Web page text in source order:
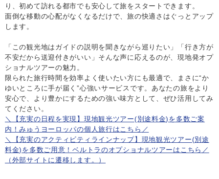
り、初めて訪れる都市でも安心して旅をスタートできます。
面倒な移動の心配がなくなるだけで、旅の快適さはぐっとアップ
します。
「この観光地はガイドの説明を聞きながら巡りたい」「行き方が
不安だから送迎付きがいい」そんな声に応えるのが、現地発オプ
ショナルツアーの魅力。
限られた旅行時間を効率よく使いたい方にも最適で、まさに“か
ゆいところに手が届く”心強いサービスです。あなたの旅をより
安心で、より豊かにするための強い味方として、ぜひ活用してみ
てください。
＼【充実の日程を実現】現地観光ツアー(別途料金)を多数ご案
内！みゅうヨーロッパの個人旅行はこちら／
＼【充実のアクティビティラインナップ】現地観光ツアー(別途
料金)を多数ご用意！ベルトラのオプショナルツアーはこちら／
（外部サイトに遷移します。）